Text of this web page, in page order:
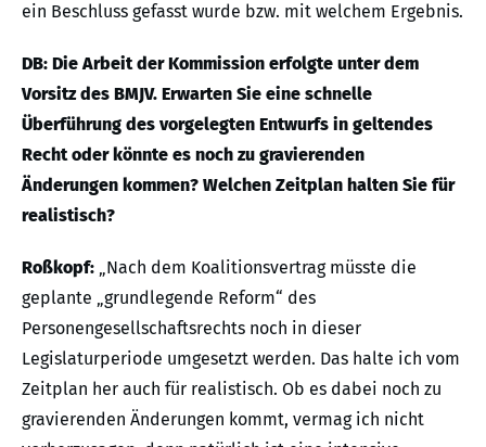
ein Beschluss gefasst wurde bzw. mit welchem Ergebnis.
DB: Die Arbeit der Kommission erfolgte unter dem
Vorsitz des BMJV. Erwarten Sie eine schnelle
Überführung des vorgelegten Entwurfs in geltendes
Recht oder könnte es noch zu gravierenden
Änderungen kommen? Welchen Zeitplan halten Sie für
realistisch?
Roßkopf: „Nach dem Koalitionsvertrag müsste die
geplante „grundlegende Reform“ des
Personengesellschaftsrechts noch in dieser
Legislaturperiode umgesetzt werden. Das halte ich vom
Zeitplan her auch für realistisch. Ob es dabei noch zu
gravierenden Änderungen kommt, vermag ich nicht